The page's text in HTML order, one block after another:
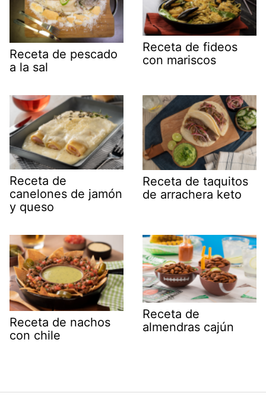
Receta de pescado
a la sal
Receta de fideos
con mariscos
Receta de
canelones de jamón
y queso
Receta de taquitos
de arrachera keto
Receta de nachos
con chile
Receta de
almendras cajún